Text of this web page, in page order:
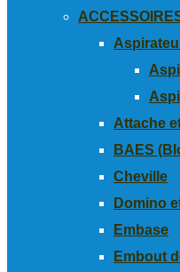
Attache
BAES
Cheville
Domino
Embase
Embout